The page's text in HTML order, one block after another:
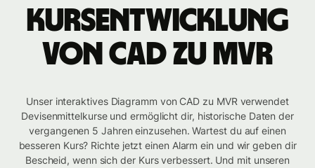
Kursentwicklung
von CAD zu MVR
Unser interaktives Diagramm von CAD zu MVR verwendet
Devisenmittelkurse und ermöglicht dir, historische Daten der
vergangenen 5 Jahren einzusehen. Wartest du auf einen
besseren Kurs? Richte jetzt einen Alarm ein und wir geben dir
Bescheid, wenn sich der Kurs verbessert. Und mit unseren